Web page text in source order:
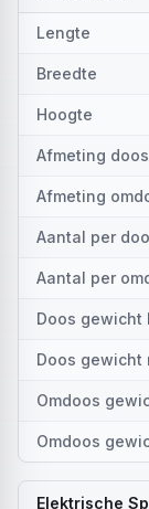
Lengte
Breedte
Hoogte
Afmeting doos
Afmeting
Aantal per
Aantal per
Doos gewicht
Doos gewicht
Omdoos
Omdoos
Elektrische